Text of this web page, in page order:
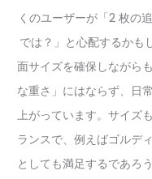
くのユーザーが「2 枚の
では？」と心配するかも
面サイズを確保しながら
な重さ」にはならず、日
上がっています。サイズ
ランスで、例えばゴルデ
としても満足するであろ